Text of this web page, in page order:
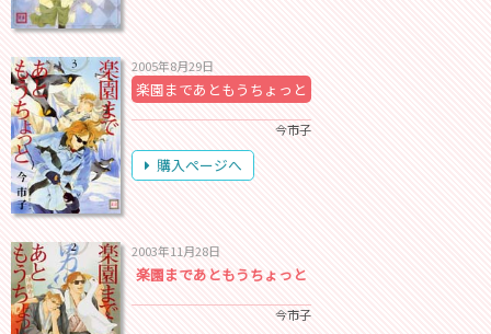
2005年8月29日
楽園まであともうちょっと
今市子
購入ページへ
2003年11月28日
楽園まであともうちょっと
今市子